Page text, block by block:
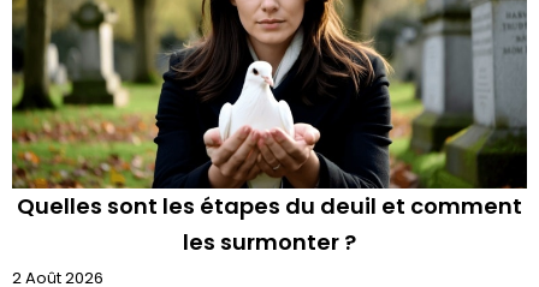
Quelles sont les étapes du deuil et comment
les surmonter ?
2 Août 2026